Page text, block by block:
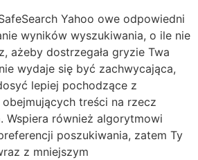
Yahoo owe odpowiedni
wyników wyszukiwania, o ile nie
ażeby dostrzegała gryzie Twa
wydaje się być zachwycająca,
lepiej pochodzące z
treści na rzecz
Wspiera również algorytmowi
poszukiwania, zatem Ty
z mniejszym